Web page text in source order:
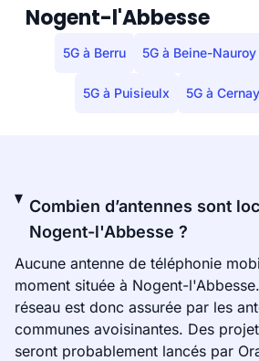
Nogent-l'Abbesse
5G à Berru 5G à Beine-Nauroy
5G à Puisieulx 5G à
Combien d’antennes sont
Nogent-l'Abbesse ?
Aucune antenne de téléphonie
moment située à Nogent-
réseau est donc assurée par les
communes avoisinantes. Des
seront probablement lancés par